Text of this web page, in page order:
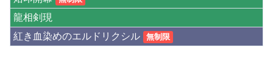
龍相剣現
紅き血染めのエルドリクシル
無制限